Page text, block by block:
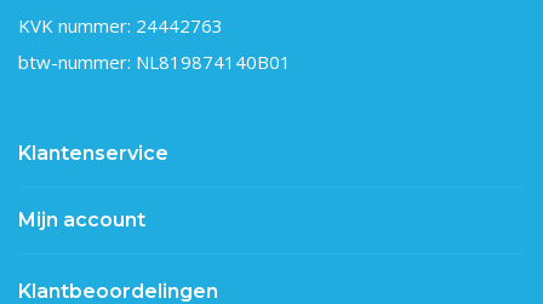
KVK nummer: 24442763
btw-nummer: NL819874140B01
Klantenservice
Mijn account
Klantbeoordelingen